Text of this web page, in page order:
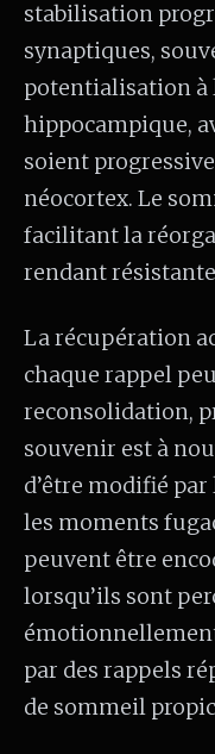
stabilisation
synaptiques,
potentialisation à
hippocampique,
soient
néocortex. Le
facilitant la
rendant
La récupération
chaque rappel
reconsolidation,
souvenir est à
d’être modifié
les moments
peuvent être
lorsqu’ils sont
par des rappels
de sommeil